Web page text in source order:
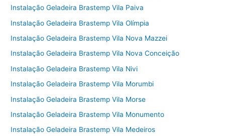
Instalação Geladeira Brastemp Vila Paiva
Instalação Geladeira Brastemp Vila Olímpia
Instalação Geladeira Brastemp Vila Nova Mazzei
Instalação Geladeira Brastemp Vila Nova Conceição
Instalação Geladeira Brastemp Vila Nivi
Instalação Geladeira Brastemp Vila Morumbi
Instalação Geladeira Brastemp Vila Morse
Instalação Geladeira Brastemp Vila Monumento
Instalação Geladeira Brastemp Vila Medeiros